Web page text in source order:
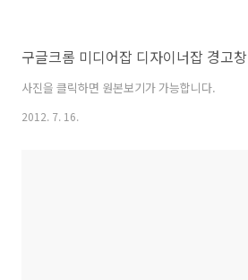
구글크롬 미디어잡 디자이너잡 경고창
사진을 클릭하면 원본보기가 가능합니다.
2012. 7. 16.